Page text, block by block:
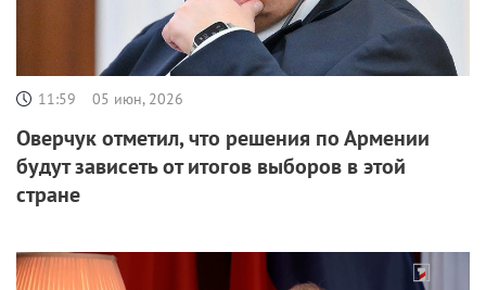
11:59 05 июн, 2026
Оверчук отметил, что решения по Армении
будут зависеть от итогов выборов в этой
стране